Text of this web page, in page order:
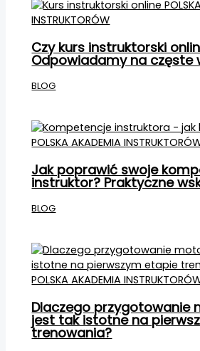
Czy kurs instruktorski
Odpowiadamy na częste
BLOG
Jak poprawić swoje
instruktor? Praktyczne
BLOG
Dlaczego przygotowanie
jest tak istotne na
trenowania?